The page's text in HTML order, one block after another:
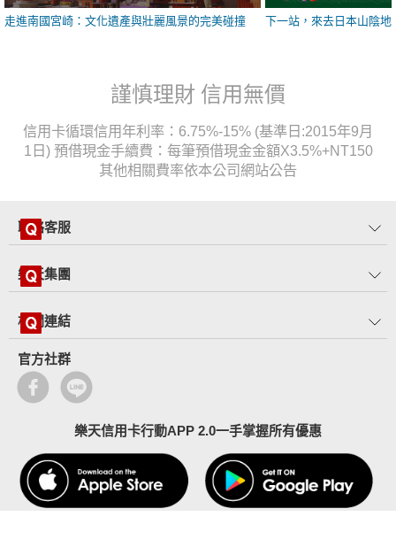
走進南國宮崎：文化遺產與壯麗風景的完美碰撞 下一站，來去日本山陰地
謹慎理財 信用無價
信用卡循環信用年利率：6.75%-15% (基準日:2015年9月
1日) 預借現金手續費：每筆預借現金金額X3.5%+NT150
其他相關費率依本公司網站公告
聯絡客服
樂天集團
相關連結
官方社群
樂天信用卡行動APP 2.0一手掌握所有優惠